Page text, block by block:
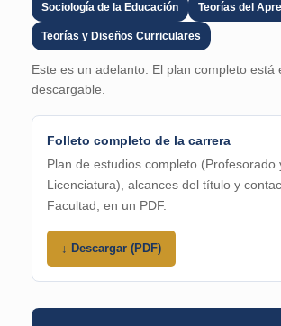
Sociología de la Educación Teorías del
Teorías y Diseños Curriculares
Este es un adelanto. El plan completo está
descargable.
Folleto completo de la carrera
Plan de estudios completo (Profesorado
Licenciatura), alcances del título y
Facultad, en un PDF.
↓ Descargar (PDF)